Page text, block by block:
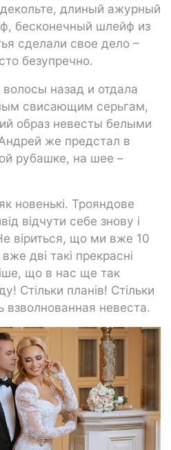
длиный ажурный
бесконечный шлейф из
сделали свое дело –
безупречно.
назад и отдала
свисающим серьгам,
образ невесты белыми
же предстал в
рубашке, на шее –
новенькі. Трояндове
відчути себе знову і
віриться, що ми вже 10
дві такі прекрасні
що в нас ще так
Стільки планів! Стільки
взволнованная невеста.